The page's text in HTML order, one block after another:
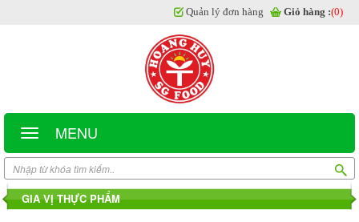
MENU
Quản lý đơn hàng Giỏ hàng :(0)
GIA VỊ THỰC PHẨM